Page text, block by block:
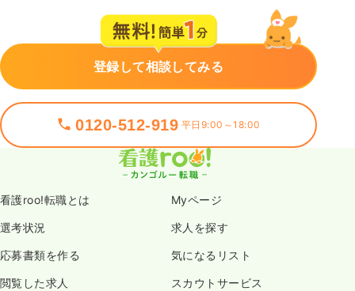
登録して相談してみる
0120-512-919 平日9:00～18:00
看護roo!転職とは Myページ
選考状況 求人を探す
応募書類を作る 気になるリスト
閲覧した求人 スカウトサービス